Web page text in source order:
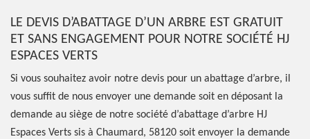
LE DEVIS D’ABATTAGE D’UN ARBRE EST GRATUIT
ET SANS ENGAGEMENT POUR NOTRE SOCIÉTÉ HJ
ESPACES VERTS
Si vous souhaitez avoir notre devis pour un abattage d’arbre, il
vous suffit de nous envoyer une demande soit en déposant la
demande au siège de notre société d’abattage d’arbre HJ
Espaces Verts sis à Chaumard, 58120 soit envoyer la demande